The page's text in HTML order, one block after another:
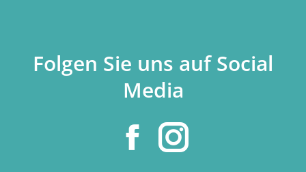
Folgen Sie uns auf Social
Media
Facebook